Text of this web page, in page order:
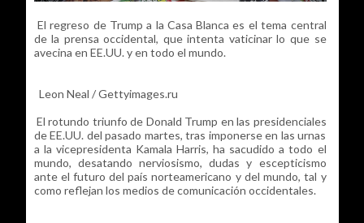
El regreso de Trump a la Casa Blanca es el tema central
de la prensa occidental, que intenta vaticinar lo que se
avecina en EE.UU. y en todo el mundo.
Leon Neal / Gettyimages.ru
El rotundo triunfo de Donald Trump en las presidenciales
de EE.UU. del pasado martes, tras imponerse en las urnas
a la vicepresidenta Kamala Harris, ha sacudido a todo el
mundo, desatando nerviosismo, dudas y escepticismo
ante el futuro del país norteamericano y del mundo, tal y
como reflejan los medios de comunicación occidentales.